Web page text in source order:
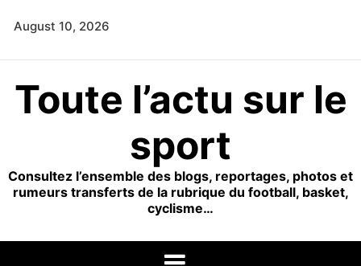
August 10, 2026
Toute l’actu sur le
sport
Consultez l’ensemble des blogs, reportages, photos et
rumeurs transferts de la rubrique du football, basket,
cyclisme…